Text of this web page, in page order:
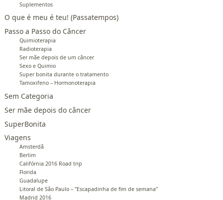
Suplementos
O que é meu é teu! (Passatempos)
Passo a Passo do Câncer
Quimioterapia
Radioterapia
Ser mãe depois de um câncer
Sexo e Quimio
Super bonita durante o tratamento
Tamoxifeno – Hormonoterapia
Sem Categoria
Ser mãe depois do câncer
SuperBonita
Viagens
Amsterdã
Berlim
Califórnia 2016 Road trip
Florida
Guadalupe
Litoral de São Paulo – "Escapadinha de fim de semana"
Madrid 2016